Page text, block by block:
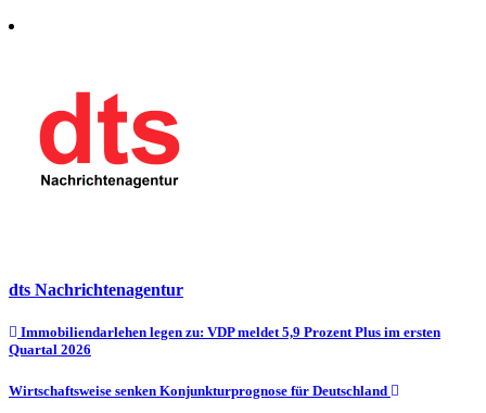
dts Nachrichtenagentur
Beitragsnavigation
Immobiliendarlehen legen zu: VDP meldet 5,9 Prozent Plus im ersten
Quartal 2026
Wirtschaftsweise senken Konjunkturprognose für Deutschland